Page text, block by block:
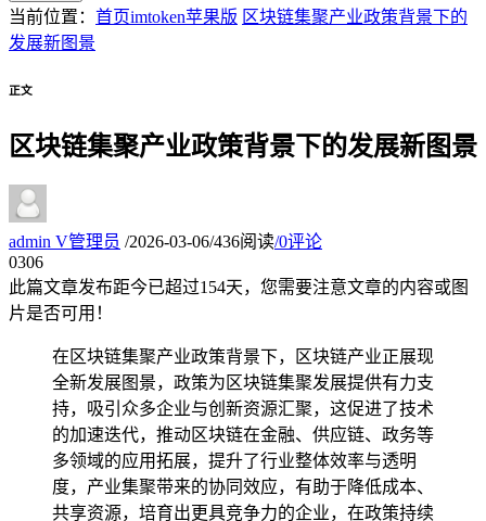
当前位置： 首页imtoken苹果版 区块链集聚产业政策背景下的
发展新图景
正文
区块链集聚产业政策背景下的发展新图景
admin V管理员 /2026-03-06/436阅读/0评论
0306
此篇文章发布距今已超过154天，您需要注意文章的内容或图
片是否可用！
在区块链集聚产业政策背景下，区块链产业正展现
全新发展图景，政策为区块链集聚发展提供有力支
持，吸引众多企业与创新资源汇聚，这促进了技术
的加速迭代，推动区块链在金融、供应链、政务等
多领域的应用拓展，提升了行业整体效率与透明
度，产业集聚带来的协同效应，有助于降低成本、
共享资源，培育出更具竞争力的企业，在政策持续